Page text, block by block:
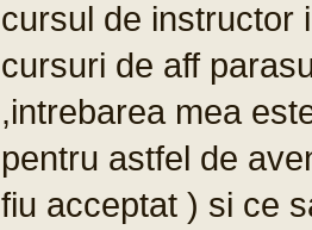
cursul de instructor
cursuri de aff
,intrebarea mea
pentru astfel de
fiu acceptat ) si ce